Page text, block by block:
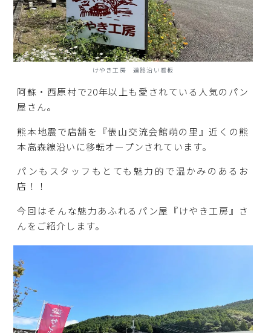
けやき工房 道路沿い看板
阿蘇・西原村で20年以上も愛されている人気のパン
屋さん。
熊本地震で店舗を『俵山交流会館萌の里』近くの熊
本高森線沿いに移転オープンされています。
パンもスタッフもとても魅力的で温かみのあるお
店！！
今回はそんな魅力あふれるパン屋『けやき工房』さ
んをご紹介します。